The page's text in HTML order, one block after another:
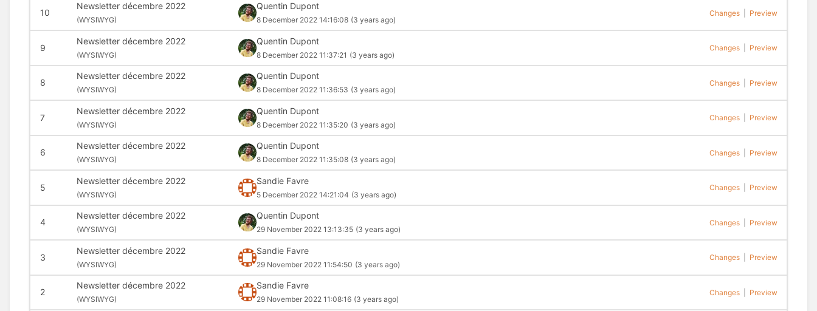
10
Newsletter décembre 2022
(WYSIWYG)
Quentin Dupont
8 December 2022 14:16:08 (3 years ago)
Changes Preview
9
Newsletter décembre 2022
(WYSIWYG)
Quentin Dupont
8 December 2022 11:37:21 (3 years ago)
Changes Preview
8
Newsletter décembre 2022
(WYSIWYG)
Quentin Dupont
8 December 2022 11:36:53 (3 years ago)
Changes Preview
7
Newsletter décembre 2022
(WYSIWYG)
Quentin Dupont
8 December 2022 11:35:20 (3 years ago)
Changes Preview
6
Newsletter décembre 2022
(WYSIWYG)
Quentin Dupont
8 December 2022 11:35:08 (3 years ago)
Changes Preview
5
Newsletter décembre 2022
(WYSIWYG)
Sandie Favre
5 December 2022 14:21:04 (3 years ago)
Changes Preview
4
Newsletter décembre 2022
(WYSIWYG)
Quentin Dupont
29 November 2022 13:13:35 (3 years ago)
Changes Preview
3
Newsletter décembre 2022
(WYSIWYG)
Sandie Favre
29 November 2022 11:54:50 (3 years ago)
Changes Preview
2
Newsletter décembre 2022
(WYSIWYG)
Sandie Favre
29 November 2022 11:08:16 (3 years ago)
Changes Preview